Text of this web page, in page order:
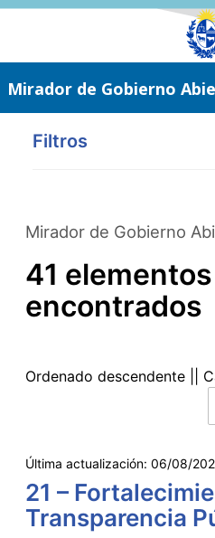
Saltar
Mirador de Gobierno
Filtros
Mirador de Gobierno
41 elementos
encontrados
Ordenado descendente ||
Última actualización: 06/08/
21 –
Transparencia